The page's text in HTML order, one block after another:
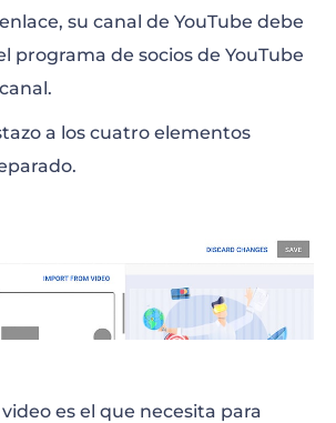
su canal de YouTube debe
programa de socios de YouTube
a los cuatro elementos
.
es el que necesita para